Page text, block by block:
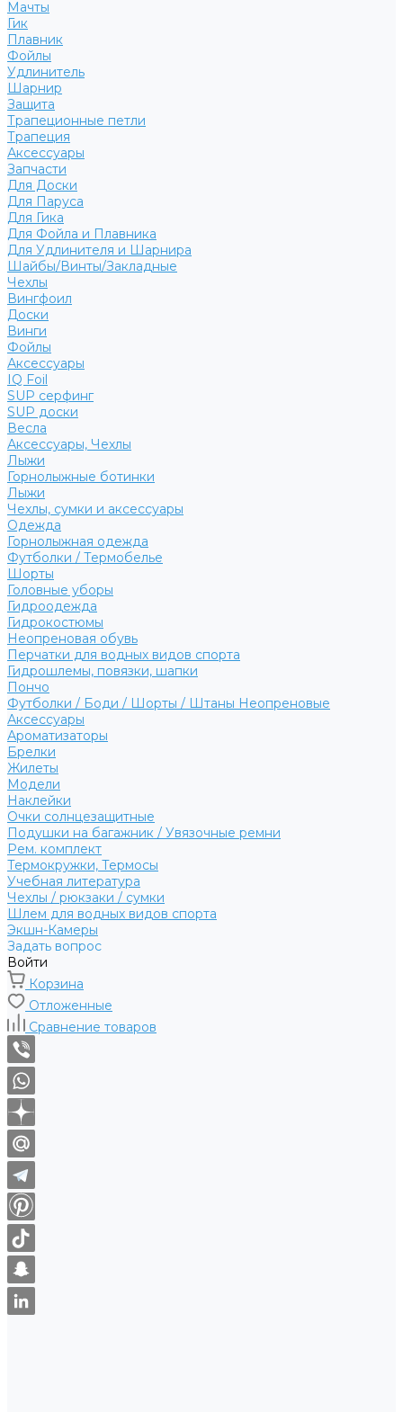
Мачты
Гик
Плавник
Фойлы
Удлинитель
Шарнир
Защита
Трапеционные петли
Трапеция
Аксессуары
Запчасти
Для Доски
Для Паруса
Для Гика
Для Фойла и Плавника
Для Удлинителя и Шарнира
Шайбы/Винты/Закладные
Чехлы
Вингфоил
Доски
Винги
Фойлы
Аксессуары
IQ Foil
SUP серфинг
SUP доски
Весла
Аксессуары, Чехлы
Лыжи
Горнолыжные ботинки
Лыжи
Чехлы, сумки и аксессуары
Одежда
Горнолыжная одежда
Футболки / Термобелье
Шорты
Головные уборы
Гидроодежда
Гидрокостюмы
Неопреновая обувь
Перчатки для водных видов спорта
Гидрошлемы, повязки, шапки
Пончо
Футболки / Боди / Шорты / Штаны Неопреновые
Аксессуары
Ароматизаторы
Брелки
Жилеты
Модели
Наклейки
Очки солнцезащитные
Подушки на багажник / Увязочные ремни
Рем. комплект
Термокружки, Термосы
Учебная литература
Чехлы / рюкзаки / сумки
Шлем для водных видов спорта
Экшн-Камеры
Задать вопрос
Войти
Корзина
Отложенные
Сравнение товаров